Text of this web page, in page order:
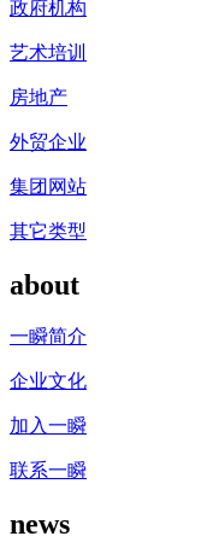
政府机构
艺术培训
房地产
外贸企业
集团网站
其它类型
about
一瞬简介
企业文化
加入一瞬
联系一瞬
news